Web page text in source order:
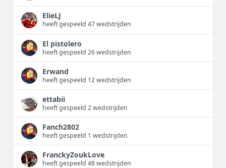
ElieLJ
heeft gespeeld 47 wedstrijden
El pistolero
heeft gespeeld 26 wedstrijden
Erwand
heeft gespeeld 12 wedstrijden
ettabii
heeft gespeeld 2 wedstrijden
Fanch2802
heeft gespeeld 1 wedstrijden
FranckyZoukLove
heeft gespeeld 48 wedstrijden